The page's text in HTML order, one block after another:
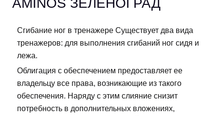
AMINOS ЗЕЛЕНОГРАД
Сгибание ног в тренажере Существует два вида
тренажеров: для выполнения сгибаний ног сидя и
лежа.
Облигация с обеспечением предоставляет ее
владельцу все права, возникающие из такого
обеспечения. Наряду с этим слияние снизит
потребность в дополнительных вложениях,